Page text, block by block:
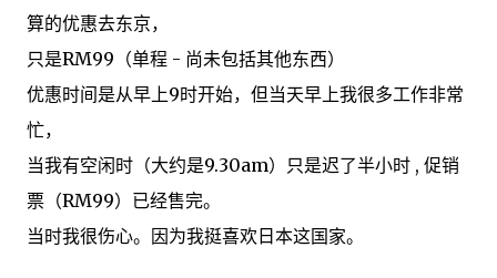
算的优惠去东京，
只是RM99 （单程 - 尚未包括其他东西）
优惠时间是从早上9时开始，但当天早上我很多工作非常
忙，
当我有空闲时 （大约是9.30am）只是迟了半小时 , 促销
票（RM99） 已经售完。
当时我很伤心。 因为我挺喜欢 日本这国家。